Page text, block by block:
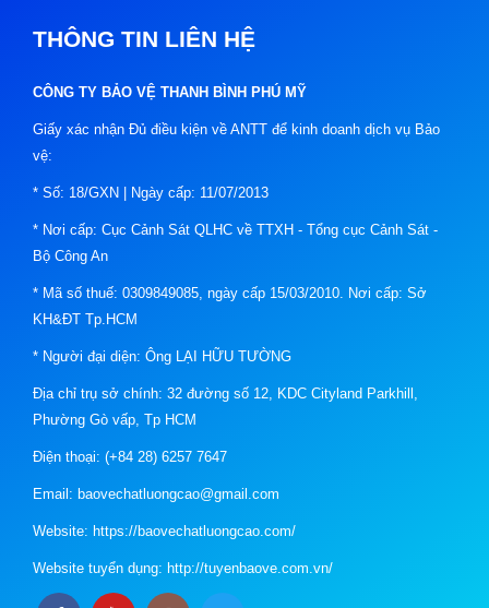
THÔNG TIN LIÊN HỆ
CÔNG TY BẢO VỆ THANH BÌNH PHÚ MỸ
Giấy xác nhận Đủ điều kiện về ANTT để kinh doanh dịch vụ Bảo
vệ:
* Số: 18/GXN | Ngày cấp: 11/07/2013
* Nơi cấp: Cục Cảnh Sát QLHC về TTXH - Tổng cục Cảnh Sát -
Bộ Công An
* Mã số thuế: 0309849085, ngày cấp 15/03/2010. Nơi cấp: Sở
KH&ĐT Tp.HCM
* Người đại diện: Ông LẠI HỮU TƯỜNG
Địa chỉ trụ sở chính: 32 đường số 12, KDC Cityland Parkhill,
Phường Gò vấp, Tp HCM
Điện thoại: (+84 28) 6257 7647
Email: baovechatluongcao@gmail.com
Website: https://baovechatluongcao.com/
Website tuyển dụng: http://tuyenbaove.com.vn/